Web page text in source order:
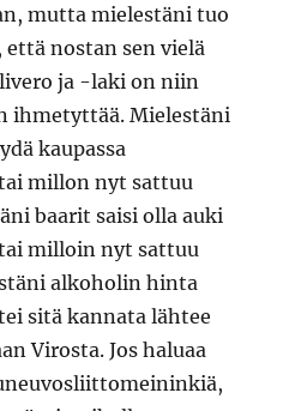
mutta mielestäni tuo
nostan sen vielä
ja -laki on niin
ihmetyttää. Mielestäni
kaupassa
millon nyt sattuu
baarit saisi olla auki
milloin nyt sattuu
alkoholin hinta
sitä kannata lähtee
Virosta. Jos haluaa